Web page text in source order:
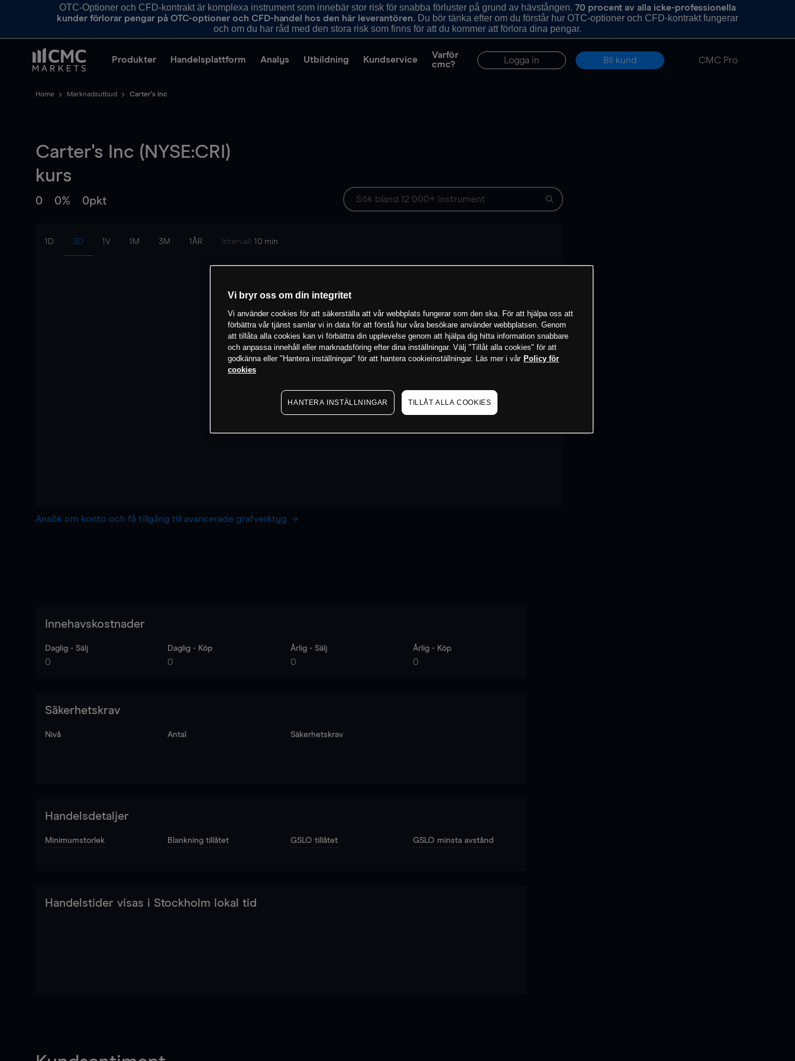
OTC-Optioner och CFD-kontrakt är komplexa instrument som innebär stor risk för snabba förluster på grund av hävstången. 70 procent av alla icke-professionella
kunder förlorar pengar på OTC-optioner och CFD-handel hos den här leverantören. Du bör tänka efter om du förstår hur OTC-optioner och CFD-kontrakt fungerar
och om du har råd med den stora risk som finns för att du kommer att förlora dina pengar.
Produkter Handelsplattform Analys Utbildning Kundservice
Varför
cmc?
Logga in Bli kund CMC Pro
Home Marknadsutbud Carter's Inc
Carter's Inc (NYSE:CRI)
kurs
0 0% 0pkt
1D 3D 1V 1M 3M 1ÅR Intervall: 10 min
Ansök om konto och få tillgång till avancerade grafverktyg
Innehavskostnader
Daglig - Sälj
0
Daglig - Köp
0
Årlig - Sälj
0
Årlig - Köp
0
Säkerhetskrav
Nivå Antal Säkerhetskrav
Handelsdetaljer
Minimumstorlek Blankning tillåtet GSLO tillåtet GSLO minsta avstånd
Handelstider visas i Stockholm lokal tid
Vi bryr oss om din integritet
Vi använder cookies för att säkerställa att vår webbplats fungerar som den ska. För att hjälpa oss att
förbättra vår tjänst samlar vi in data för att förstå hur våra besökare använder webbplatsen. Genom
att tillåta alla cookies kan vi förbättra din upplevelse genom att hjälpa dig hitta information snabbare
och anpassa innehåll eller marknadsföring efter dina inställningar. Välj "Tillåt alla cookies" för att
godkänna eller "Hantera inställningar" för att hantera cookieinställningar. Läs mer i vår Policy för
cookies
HANTERA INSTÄLLNINGAR TILLÅT ALLA COOKIES